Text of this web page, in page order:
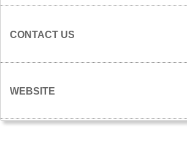
CONTACT US
WEBSITE